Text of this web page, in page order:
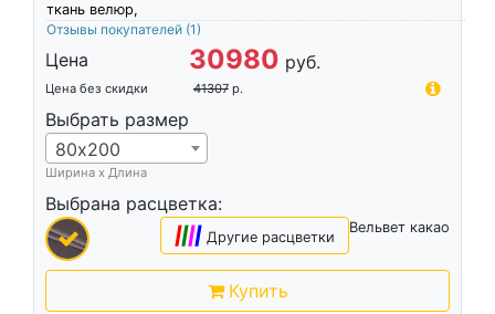
ткань велюр,
Отзывы покупателей (1)
Цена 30980 руб.
Цена без скидки 41307 р.
Выбрать размер
80х200
Ширина х Длина
Выбрана расцветка:
Вельвет какао
|||| Другие расцветки
Купить